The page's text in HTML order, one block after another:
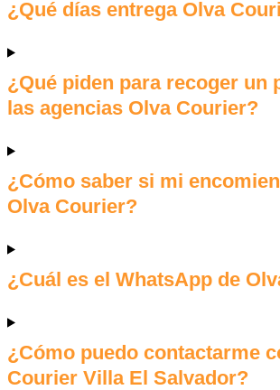
¿Qué días entrega Olva
¿Qué piden para recoger un
las agencias Olva Courier?
¿Cómo saber si mi
Olva Courier?
¿Cuál es el WhatsApp de
¿Cómo puedo contactarme
Courier Villa El Salvador?